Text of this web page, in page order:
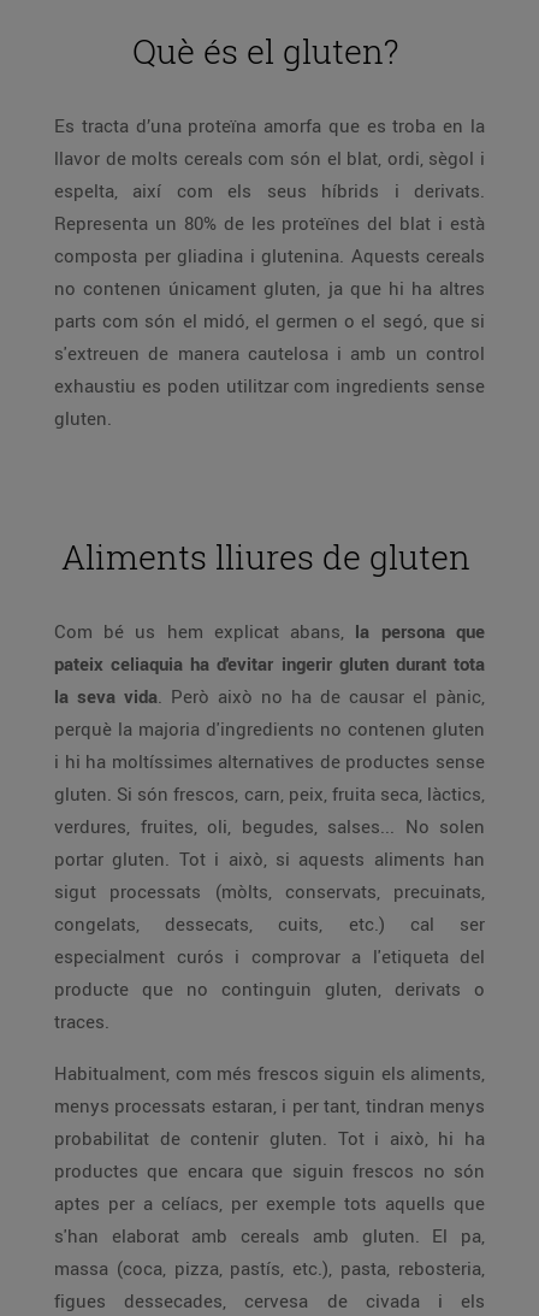
Què és el gluten?
Es tracta d’una proteïna amorfa que es troba en la
llavor de molts cereals com són el blat, ordi, sègol i
espelta, així com els seus híbrids i derivats.
Representa un 80% de les proteïnes del blat i està
composta per gliadina i glutenina. Aquests cereals
no contenen únicament gluten, ja que hi ha altres
parts com són el midó, el germen o el segó, que si
s'extreuen de manera cautelosa i amb un control
exhaustiu es poden utilitzar com ingredients sense
gluten.
Aliments lliures de gluten
Com bé us hem explicat abans, la persona que
pateix celiaquia ha d'evitar ingerir gluten durant tota
la seva vida. Però això no ha de causar el pànic,
perquè la majoria d'ingredients no contenen gluten
i hi ha moltíssimes alternatives de productes sense
gluten. Si són frescos, carn, peix, fruita seca, làctics,
verdures, fruites, oli, begudes, salses... No solen
portar gluten. Tot i això, si aquests aliments han
sigut processats (mòlts, conservats, precuinats,
congelats, dessecats, cuits, etc.) cal ser
especialment curós i comprovar a l'etiqueta del
producte que no continguin gluten, derivats o
traces.
Habitualment, com més frescos siguin els aliments,
menys processats estaran, i per tant, tindran menys
probabilitat de contenir gluten. Tot i això, hi ha
productes que encara que siguin frescos no són
aptes per a celíacs, per exemple tots aquells que
s'han elaborat amb cereals amb gluten. El pa,
massa (coca, pizza, pastís, etc.), pasta, rebosteria,
figues dessecades, cervesa de civada i els